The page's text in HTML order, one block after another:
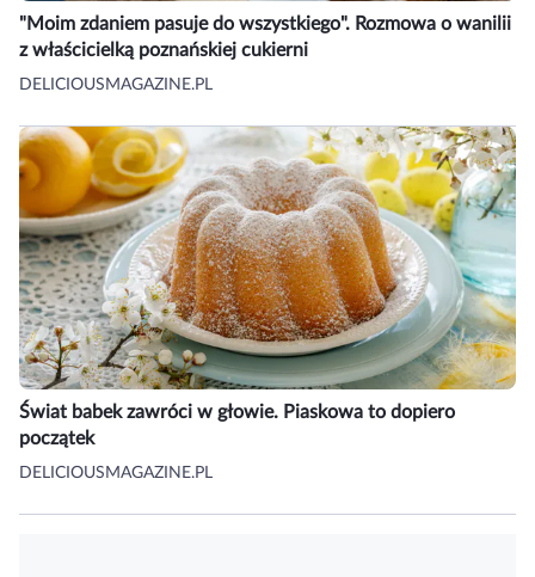
"Moim zdaniem pasuje do wszystkiego". Rozmowa o wanilii
z właścicielką poznańskiej cukierni
DELICIOUSMAGAZINE.PL
Świat babek zawróci w głowie. Piaskowa to dopiero
początek
DELICIOUSMAGAZINE.PL